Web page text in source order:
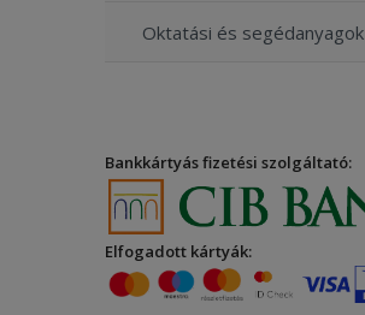
Oktatási és segédanyagok
Bankkártyás fizetési szolgáltató:
Elfogadott kártyák: